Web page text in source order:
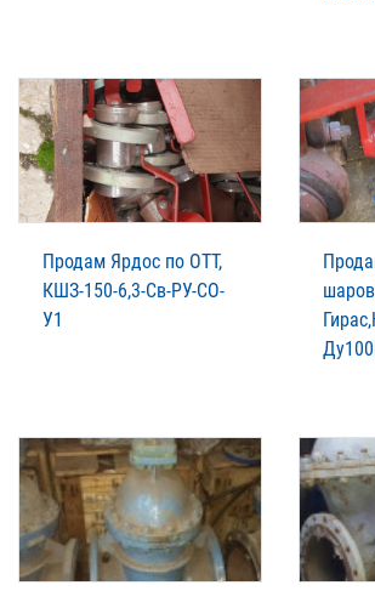
Продам Ярдос по ОТТ,
КШЗ-150-6,3-Св-РУ-СО-
У1